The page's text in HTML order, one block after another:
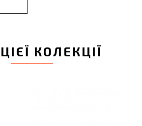
КОЛЕКЦІЇ